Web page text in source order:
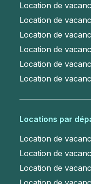
Location de
Location de
Location de
Location de
Location de
Location de
Locations par
Location de
Location de
Location de